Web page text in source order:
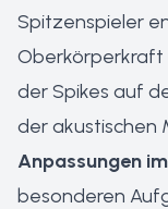
Spitzenspieler
Oberkörperkraft
der Spikes auf
der akustischen
Anpassungen
besonderen